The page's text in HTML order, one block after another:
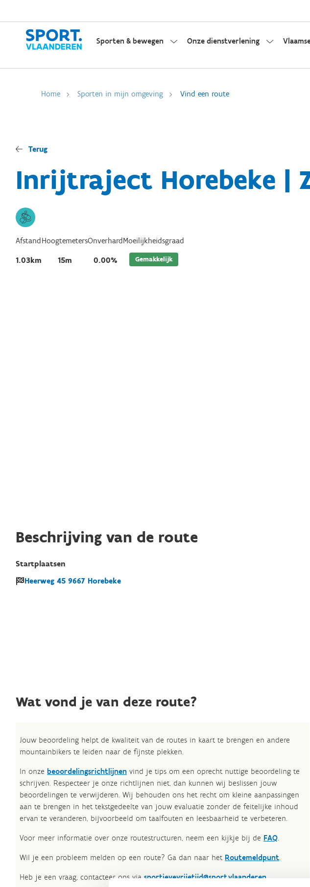
Sporten & bewegen Onze dienstverlening
Home Sporten in mijn omgeving Vind een route
Terug
Inrijtraject Horebeke |
Afstand
1.03km
Hoogtemeters
15m
Onverhard
0.00%
Moeilijkheidsgraad
Gemakkelijk
Beschrijving van de route
Startplaatsen
Heerweg 45 9667 Horebeke
Wat vond je van deze route?
Jouw beoordeling helpt de kwaliteit van de routes in kaart te brengen en andere
mountainbikers te leiden naar de fijnste plekken.
In onze beoordelingsrichtlijnen vind je tips om een oprecht nuttige beoordeling te
schrijven. Respecteer je onze richtlijnen niet, dan kunnen wij beslissen jouw
beoordelingen te verwijderen. Wij behouden ons het recht om kleine aanpassingen
aan te brengen in het tekstgedeelte van jouw evaluatie zonder de feitelijke inhoud
ervan te veranderen, bijvoorbeeld om taalfouten en leesbaarheid te verbeteren.​
Voor meer informatie over onze routestructuren, neem een kijkje bij de FAQ.
Wil je een probleem melden op een route? Ga dan naar het Routemeldpunt.
Heb je een vraag, contacteer ons via sportievevrijetijd@sport.vlaanderen